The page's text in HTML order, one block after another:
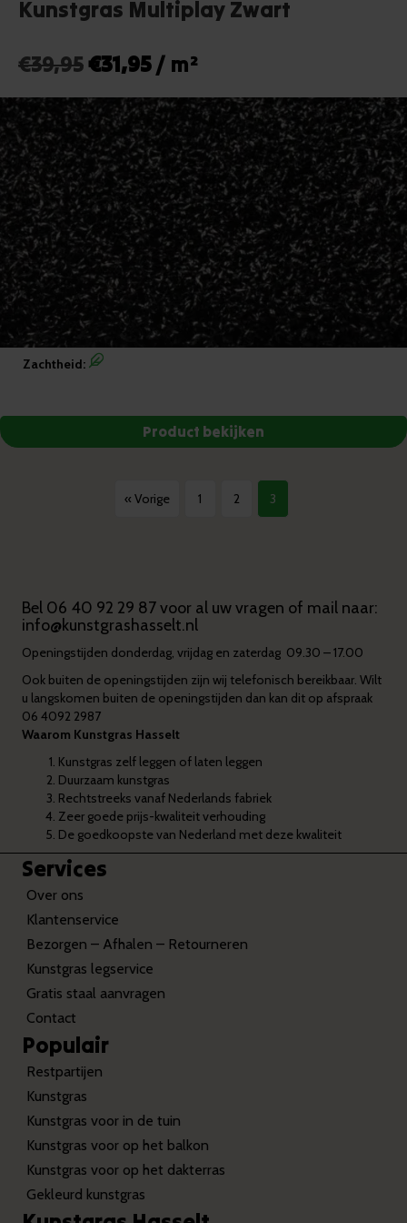
Kunstgras Multiplay Zwart
€39,95Oorspronkelijke
prijs
was:
€39,95.
€31,95Huidige
prijs
is:
€31,95.
/ m²
Zachtheid:
« Vorige 1 2 3
Bel 06 40 92 29 87voor al uw vragen of mail naar:
info@kunstgrashasselt.nl
Openingstijden donderdag, vrijdag en zaterdag 09.30 – 17.00
Ook buiten de openingstijden zijn wij telefonisch bereikbaar. Wilt
u langskomen buiten de openingstijden dan kan dit op afspraak
06 4092 2987
Waarom Kunstgras Hasselt
Kunstgras zelf leggen of laten leggen
Duurzaam kunstgras
Rechtstreeks vanaf Nederlands fabriek
Zeer goede prijs-kwaliteit verhouding
De goedkoopste van Nederland met deze kwaliteit
Services
Over ons
Klantenservice
Bezorgen – Afhalen – Retourneren
Kunstgras legservice
Gratis staal aanvragen
Contact
Populair
Restpartijen
Kunstgras
Kunstgras voor in de tuin
Kunstgras voor op het balkon
Kunstgras voor op het dakterras
Gekleurd kunstgras